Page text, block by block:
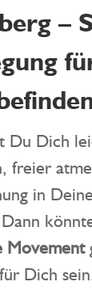
–
Du Dich
freier
in
Movement
Dich